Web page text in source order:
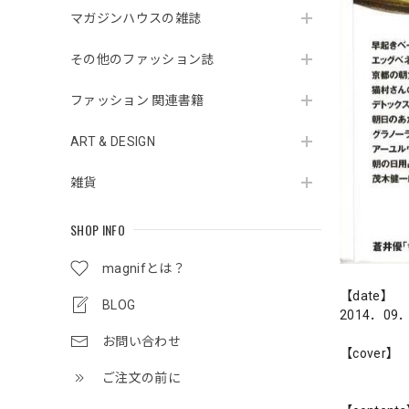
マガジンハウスの雑誌
その他のファッション誌
ファッション 関連書籍
ART & DESIGN
雑貨
SHOP INFO
magnifとは？
BLOG
お問い合わせ
ご注文の前に
【date】
2014．09
【cover】